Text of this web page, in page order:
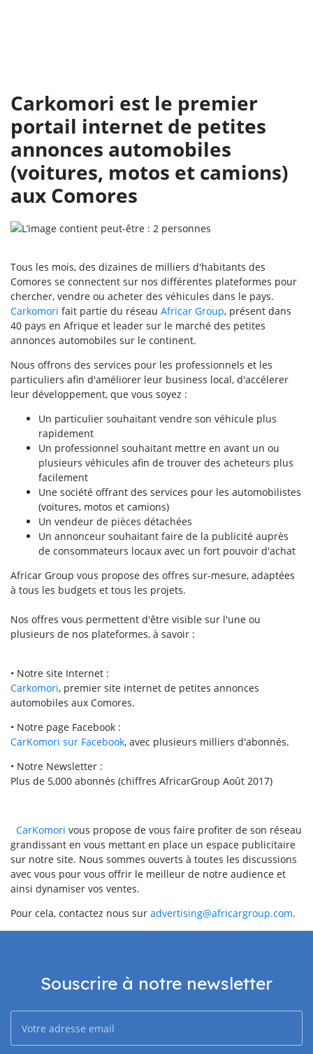
Carkomori est le premier
portail internet de petites
annonces automobiles
(voitures, motos et camions)
aux Comores
Tous les mois, des dizaines de milliers d'habitants des
Comores se connectent sur nos différentes plateformes pour
chercher, vendre ou acheter des véhicules dans le pays.
Carkomori fait partie du réseau Africar Group, présent dans
40 pays en Afrique et leader sur le marché des petites
annonces automobiles sur le continent.
Nous offrons des services pour les professionnels et les
particuliers afin d'améliorer leur business local, d'accélerer
leur développement, que vous soyez :
Un particulier souhaitant vendre son véhicule plus
rapidement
Un professionnel souhaitant mettre en avant un ou
plusieurs véhicules afin de trouver des acheteurs plus
facilement
Une société offrant des services pour les automobilistes
(voitures, motos et camions)
Un vendeur de pièces détachées
Un annonceur souhaitant faire de la publicité auprès
de consommateurs locaux avec un fort pouvoir d'achat
Africar Group vous propose des offres sur-mesure, adaptées
à tous les budgets et tous les projets.
Nos offres vous permettent d'être visible sur l'une ou
plusieurs de nos plateformes, à savoir :
• Notre site Internet :
Carkomori, premier site internet de petites annonces
automobiles aux Comores.
• Notre page Facebook :
CarKomori sur Facebook, avec plusieurs milliers d'abonnés.
• Notre Newsletter :
Plus de 5,000 abonnés (chiffres AfricarGroup Août 2017)
CarKomori vous propose de vous faire profiter de son réseau
grandissant en vous mettant en place un espace publicitaire
sur notre site. Nous sommes ouverts à toutes les discussions
avec vous pour vous offrir le meilleur de notre audience et
ainsi dynamiser vos ventes.
Pour cela, contactez nous sur advertising@africargroup.com.
Souscrire à notre newsletter